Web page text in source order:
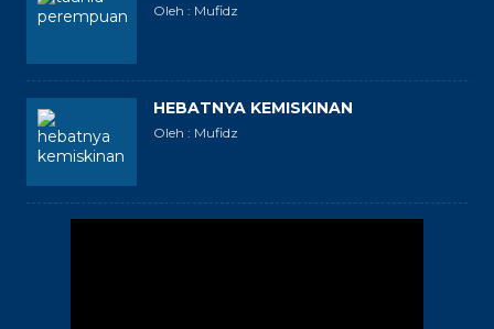
Oleh : Mufidz
HEBATNYA KEMISKINAN
Oleh : Mufidz